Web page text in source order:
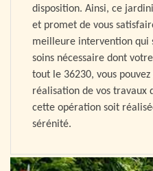
disposition. Ainsi, ce
et promet de vous
meilleure intervention qui
soins nécessaire dont
tout le 36230, vous
réalisation de vos travaux
cette opération soit
sérénité.